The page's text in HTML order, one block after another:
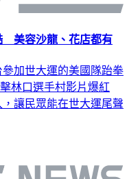
美容沙龍、花店都有
加世大運的美國隊跆拳
林口選手村影片爆紅
讓民眾能在世大運尾聲